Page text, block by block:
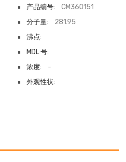
产品编号:
CM360151
分子量:
281.95
沸点:
MDL 号:
浓度:
-
外观性状: